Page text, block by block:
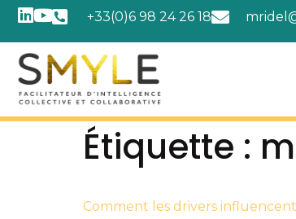
+33(0)6 98 24 26 18
Étiquette :
Comment les drivers